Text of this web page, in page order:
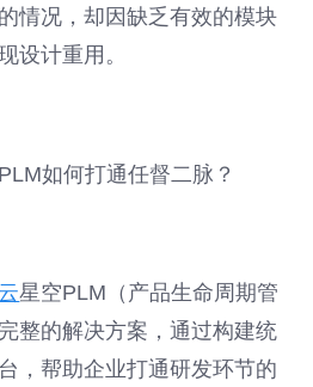
情况，却因缺乏有效的模块
设计重用。
如何打通任督二脉？
星空PLM（产品生命周期管
整的解决方案，通过构建统
，帮助企业打通研发环节的